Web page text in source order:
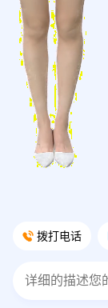
拨打电话